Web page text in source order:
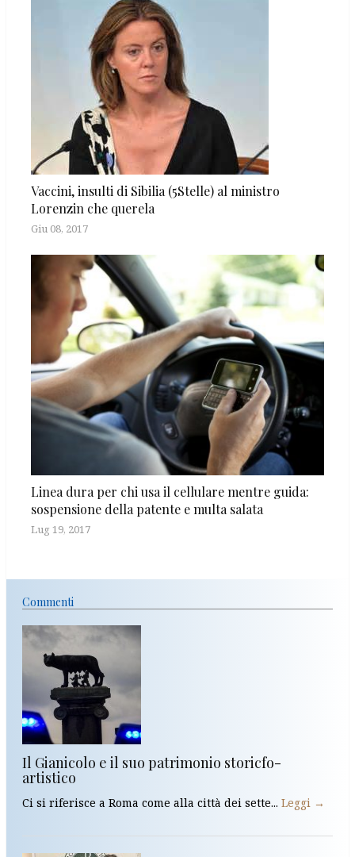
Vaccini, insulti di Sibilia (5Stelle) al ministro
Lorenzin che querela
Giu 08, 2017
Linea dura per chi usa il cellulare mentre guida:
sospensione della patente e multa salata
Lug 19, 2017
Commenti
Il Gianicolo e il suo patrimonio storicfo-
artistico
Ci si riferisce a Roma come alla città dei sette... Leggi →